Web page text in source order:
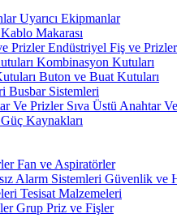
Uyarıcı Ekipmanlar
Kablo Makarası
Endüstriyel Fiş ve Prizler
Kombinasyon Kutuları
Buton ve Buat Kutuları
Busbar Sistemleri
Sıva Üstü Anahtar
Güç Kaynakları
Fan ve Aspiratörler
Güvenlik ve
Tesisat Malzemeleri
Grup Priz ve Fişler